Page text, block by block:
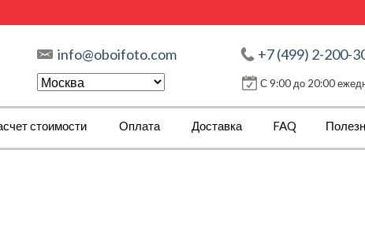
info@oboifoto.com +7 (499) 2-200-
С 9:00 до 20:00
стоимости Оплата Доставка FAQ